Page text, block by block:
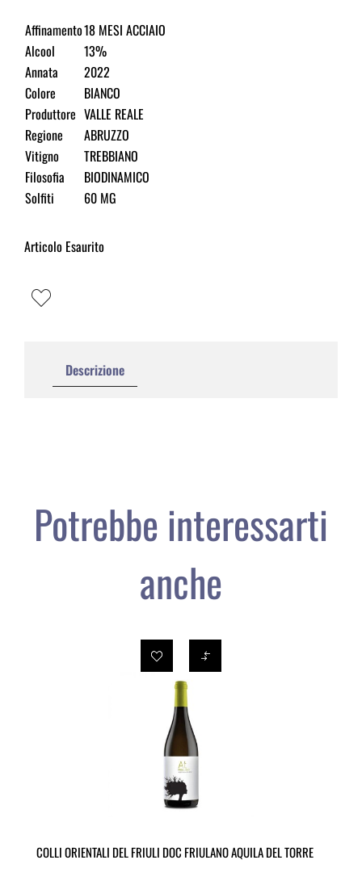
Affinamento18 MESI ACCIAIO
Alcool
13%
Annata
2022
Colore
BIANCO
Produttore VALLE REALE
Regione
ABRUZZO
Vitigno
TREBBIANO
Filosofia
BIODINAMICO
Solfiti
60 MG
Articolo Esaurito
Descrizione
Potrebbe interessarti
anche
COLLI ORIENTALI DEL FRIULI DOC FRIULANO AQUILA DEL TORRE